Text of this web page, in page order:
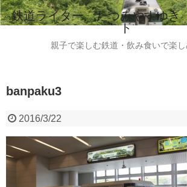
鉄道ライター たつみやすゆ
ト
親子で楽しむ鉄道・飲み食いで楽
banpaku3
2016/3/22
instagram
ご意見・ご感想・お問い合わせはこちら
全国のビール列車情報（2015.8現在）